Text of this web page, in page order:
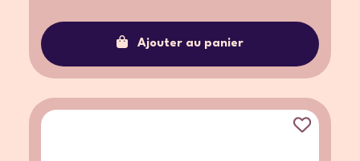
Ajouter au panier